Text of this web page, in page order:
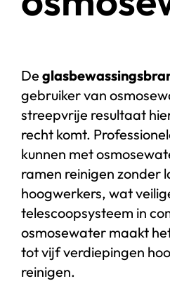
De
gebruiker van
streepvrije resultaat
recht komt.
kunnen met
ramen reinigen zonder
hoogwerkers, wat
telescoopsysteem in
osmosewater maakt
tot vijf verdiepingen
reinigen.